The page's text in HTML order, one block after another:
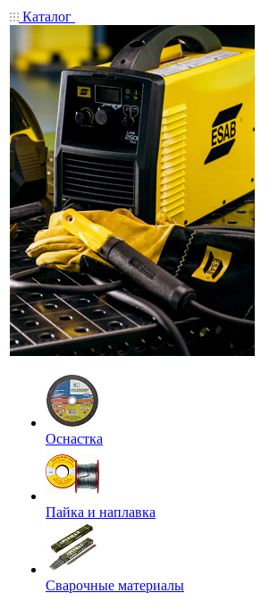
Каталог
Оснастка
Пайка и наплавка
Сварочные материалы